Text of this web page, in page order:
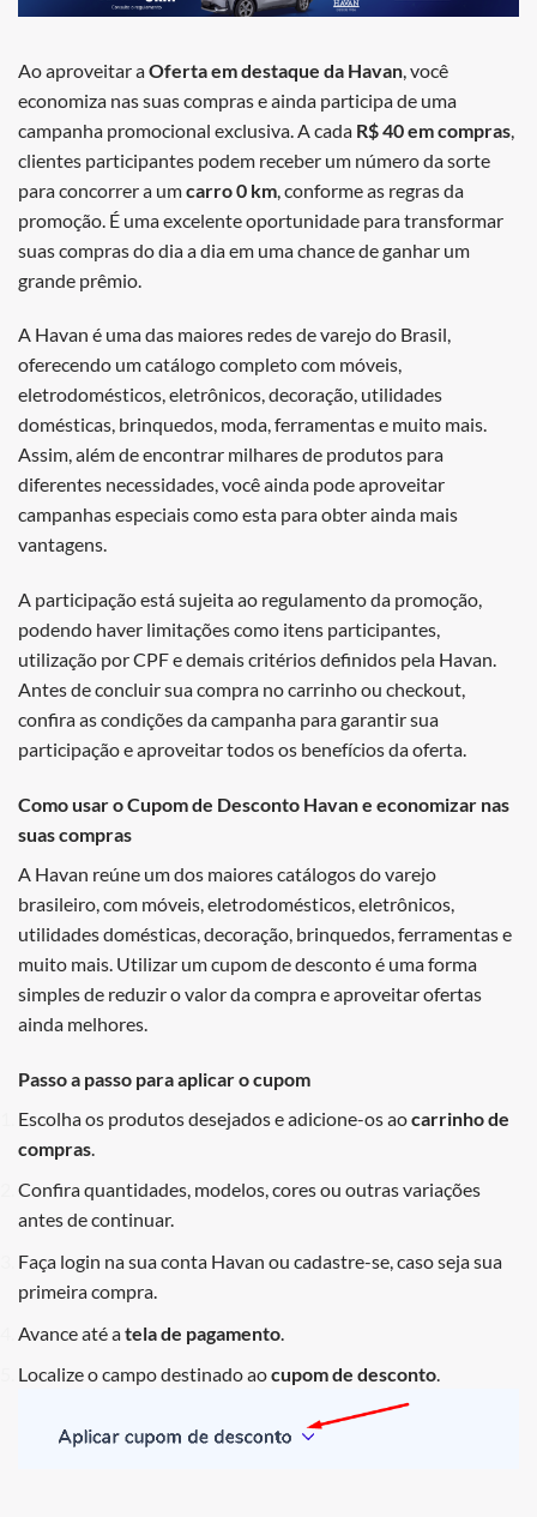
Ao aproveitar aOferta em destaque da Havan , você
economiza nas suas compras e ainda participa de uma
campanha promocional exclusiva. A cada R$ 40 em compras
clientes participantes podem receber um número da sorte
para concorrer a umcarro 0 km , conforme as regras da
promoção. É uma excelente oportunidade para transformar
suas compras do dia a dia em uma chance de ganhar um
grande prêmio.
A Havan é uma das maiores redes de varejo do Brasil,
oferecendo um catálogo completo com móveis,
eletrodomésticos, eletrônicos, decoração, utilidades
domésticas, brinquedos, moda, ferramentas e muito mais.
Assim, além de encontrar milhares de produtos para
diferentes necessidades, você ainda pode aproveitar
campanhas especiais como esta para obter ainda mais
vantagens.
A participação está sujeita ao regulamento da promoção,
podendo haver limitações como itens participantes,
utilização por CPF e demais critérios definidos pela Havan.
Antes de concluir sua compra no carrinho ou checkout,
confira as condições da campanha para garantir sua
participação e aproveitar todos os benefícios da oferta.
Como usar o Cupom de Desconto Havan e economizar nas
suas compras
A Havan reúne um dos maiores catálogos do varejo
brasileiro, com móveis, eletrodomésticos, eletrônicos,
utilidades domésticas, decoração, brinquedos, ferramentas e
muito mais. Utilizar um cupom de desconto é uma forma
simples de reduzir o valor da compra e aproveitar ofertas
ainda melhores.
Passo a passo para aplicar o cupom
Escolha os produtos desejados e adicione-os aocarrinho de
compras.
Confira quantidades, modelos, cores ou outras variações
antes de continuar.
Faça login na sua conta Havan ou cadastre-se, caso seja sua
primeira compra.
Avance até atela de pagamento
Localize o campo destinado aocupom de desconto.